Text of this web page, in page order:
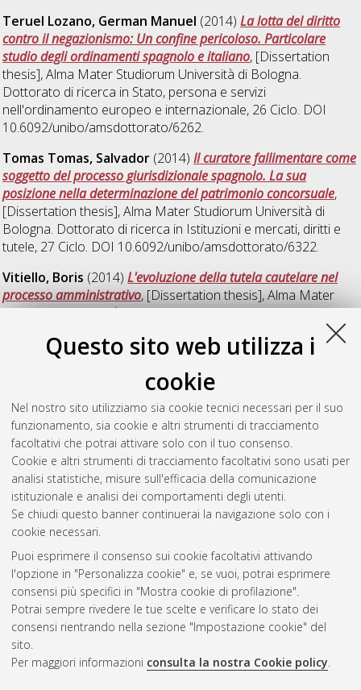
Questo sito web utilizza i
cookie
Nel nostro sito utilizziamo sia cookie tecnici necessari per il suo
funzionamento, sia cookie e altri strumenti di tracciamento
facoltativi che potrai attivare solo con il tuo consenso.
Cookie e altri strumenti di tracciamento facoltativi sono usati per
analisi statistiche, misure sull'efficacia della comunicazione
istituzionale e analisi dei comportamenti degli utenti.
Se chiudi questo banner continuerai la navigazione solo con i
cookie necessari.
Puoi esprimere il consenso sui cookie facoltativi attivando
l'opzione in "Personalizza cookie" e, se vuoi, potrai esprimere
consensi più specifici in "Mostra cookie di profilazione".
Potrai sempre rivedere le tue scelte e verificare lo stato dei
consensi rientrando nella sezione "Impostazione cookie" del
sito.
Per maggiori informazioni consulta la nostra Cookie policy.
Teruel Lozano, German Manuel (2014)La lotta del diritto
contro il negazionismo: Un confine pericoloso. Particolare
studio degli ordinamenti spagnolo e italiano, [Dissertation
thesis], Alma Mater Studiorum Università di Bologna.
Dottorato di ricerca in Stato, persona e servizi
nell'ordinamento europeo e internazionale, 26 Ciclo. DOI
10.6092/unibo/amsdottorato/6262.
Tomas Tomas, Salvador (2014)Il curatore fallimentare come
soggetto del processo giurisdizionale spagnolo. La sua
posizione nella determinazione del patrimonio concorsuale,
[Dissertation thesis], Alma Mater Studiorum Università di
Bologna. Dottorato di ricerca in Istituzioni e mercati, diritti e
tutele, 27 Ciclo. DOI 10.6092/unibo/amsdottorato/6322.
Vitiello, Boris (2014)L'evoluzione della tutela cautelare nel
processo amministrativo, [Dissertation thesis], Alma Mater
Studiorum Università di Bologna. Dottorato di ricerca in
10.6092/unibo/amsdottorato/6682.
Shareholder protection and stock market
, [Dissertation thesis], Alma Mater Studiorum
Università di Bologna. Dottorato di ricerca inDiritto europeo
26 Ciclo. DOI 10.6092/unibo/amsdottorato/6463.
Questa lista e' stata generata il Thu Aug 6 20:50:56 2026
Atom
Rss 1.0
Rss 2.0
ISSN: 2038-7946